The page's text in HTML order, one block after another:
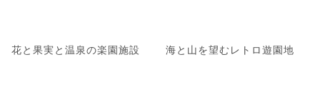
花と果実と温泉の楽園施設 海と山を望むレトロ遊園地